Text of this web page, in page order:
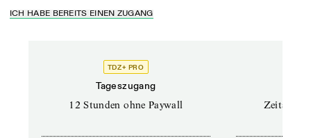
ICH HABE BEREITS EINEN ZUGANG
TDZ+ PRO
Tageszugang
12 Stunden ohne Paywall